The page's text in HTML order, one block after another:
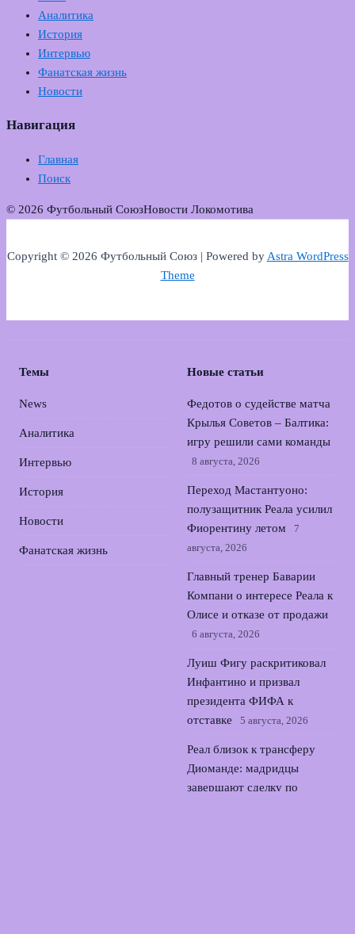
Аналитика
История
Интервью
Фанатская жизнь
Новости
Навигация
Главная
Поиск
© 2026 Футбольный СоюзНовости Локомотива
Copyright © 2026 Футбольный Союз | Powered byAstra WordPress
Theme
Темы
News
Аналитика
Интервью
История
Новости
Фанатская жизнь
Новые статьи
Федотов о судействе матча
Крылья Советов – Балтика:
игру решили сами команды
8 августа, 2026
Переход Мастантуоно:
полузащитник Реала усилил
Фиорентину летом
7
августа, 2026
Главный тренер Баварии
Компани о интересе Реала к
Олисе и отказе от продажи
6 августа, 2026
Луиш Фигу раскритиковал
Инфантино и призвал
президента ФИФА к
отставке
5 августа, 2026
Реал близок к трансферу
Диоманде: мадридцы
завершают сделку по